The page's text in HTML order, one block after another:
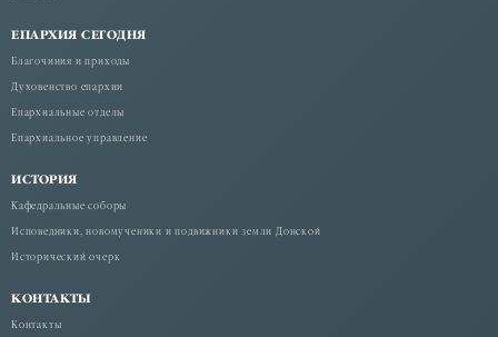
ЕПАРХИЯ СЕГОДНЯ
Благочиния и приходы
Духовенство епархии
Епархиальные отделы
Епархиальное управление
ИСТОРИЯ
Кафедральные соборы
Исповедники, новомученики и подвижники земли Донской
Исторический очерк
КОНТАКТЫ
Контакты